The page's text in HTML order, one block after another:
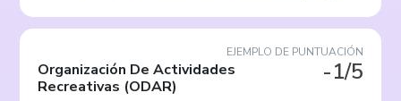
EJEMPLO DE PUNTUACIÓN
-1/5
Organización De Actividades
Recreativas (ODAR)